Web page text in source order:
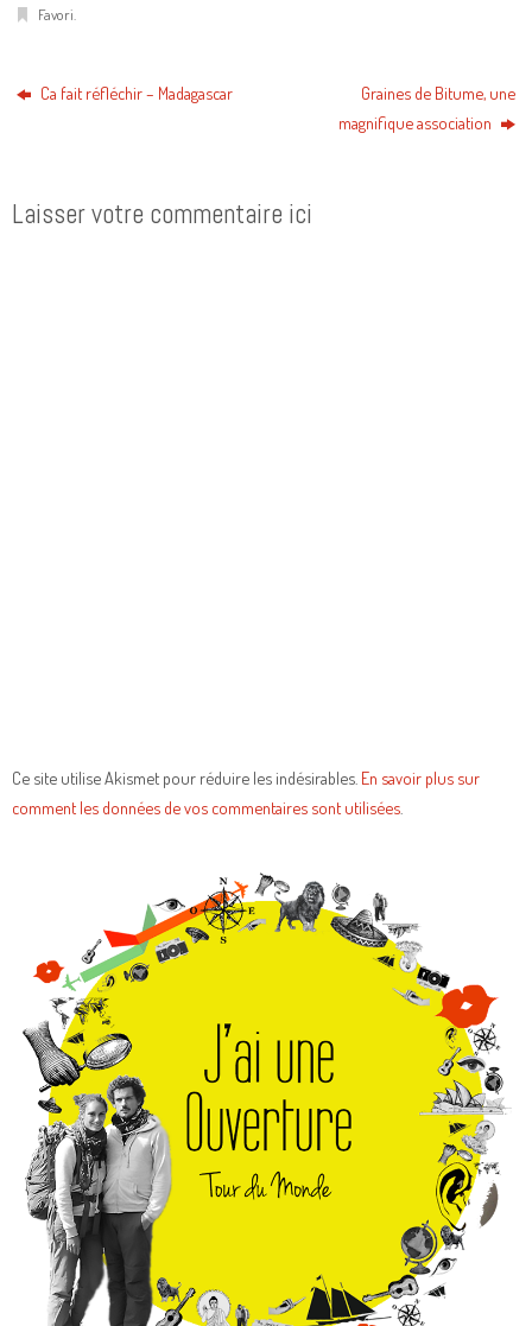
Favori
Ca fait réfléchir – Madagascar
Graines de Bitume, une
magnifique association
Laisser votre commentaire ici
Ce site utilise Akismet pour réduire les indésirables. En savoir plus sur
comment les données de vos commentaires sont utilisées